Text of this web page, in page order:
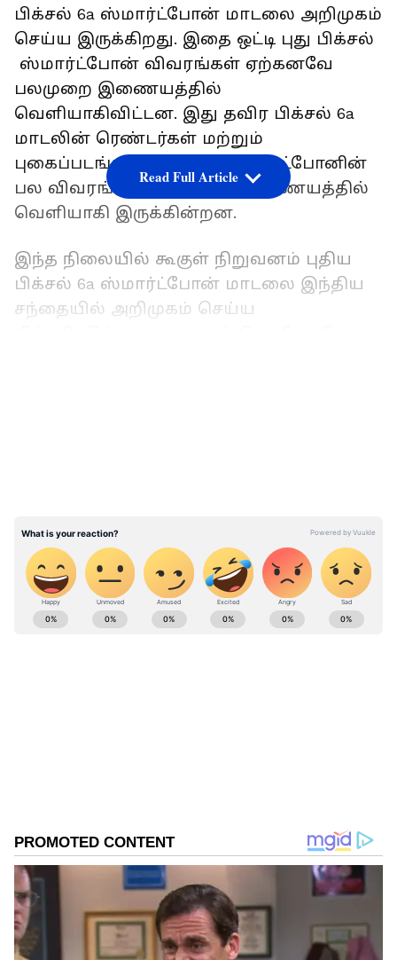
பிக்சல் 6a ஸ்மார்ட்போன் மாடலை அறிமுகம்
செய்ய இருக்கிறது. இதை ஒட்டி புது பிக்சல்
ஸ்மார்ட்போன் விவரங்கள் ஏற்கனவே
பலமுறை இணையத்தில்
வெளியாகிவிட்டன. இது தவிர பிக்சல் 6a
மாடலின் ரெண்டர்கள் மற்றும்
புகைப்படங்கள் சேர்த்து, ஸ்மார்ட்போனின்
பல விவரங்கள் தொடர்ந்து இணையத்தில்
வெளியாகி இருக்கின்றன.
இந்த நிலையில் கூகுள் நிறுவனம் புதிய
பிக்சல் 6a ஸ்மார்ட்போன் மாடலை இந்திய
சந்தையில் அறிமுகம் செய்ய
Read Full Article
ABOUT THE AUTHOR